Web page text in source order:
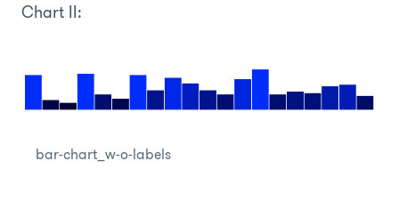
Chart II:
bar-chart_w-o-labels